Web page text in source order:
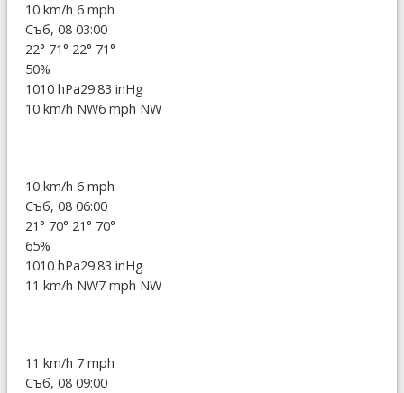
10 km/h 6 mph
Съб, 08 03:00
22° 71° 22° 71°
50%
1010 hPa29.83 inHg
10 km/h NW6 mph NW
10 km/h 6 mph
Съб, 08 06:00
21° 70° 21° 70°
65%
1010 hPa29.83 inHg
11 km/h NW7 mph NW
11 km/h 7 mph
Съб, 08 09:00